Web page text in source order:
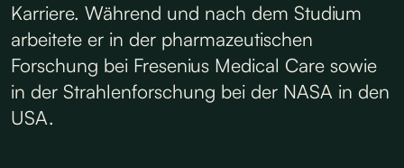
Karriere. Während und nach dem Studium
arbeitete er in der pharmazeutischen
Forschung bei Fresenius Medical Care sowie
in der Strahlenforschung bei der NASA in den
USA.